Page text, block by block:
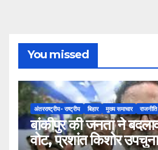
You missed
अंतरराष्ट्रीय- राष्ट्रीय बिहार मुख्य समाचार राजनीति
बांकीपुर की जनता ने
वोट, प्रशांत किशोर